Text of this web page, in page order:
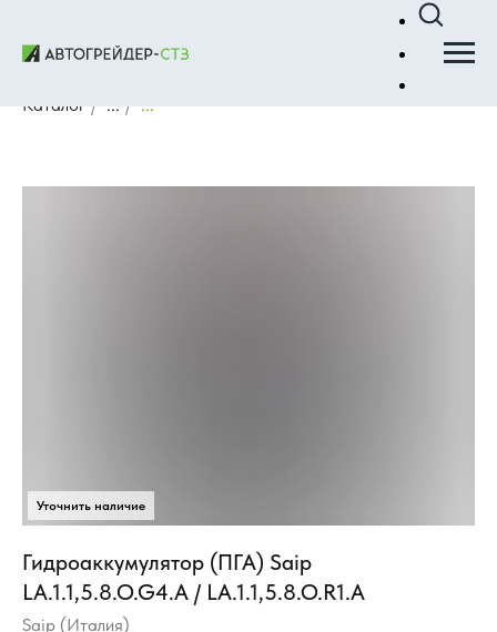
Каталог / ... / ...
Гидроаккумулятор (ПГА) Saip
LA.1.1,5.8.O.G4.A / LA.1.1,5.8.O.R1.A
Saip (Италия)